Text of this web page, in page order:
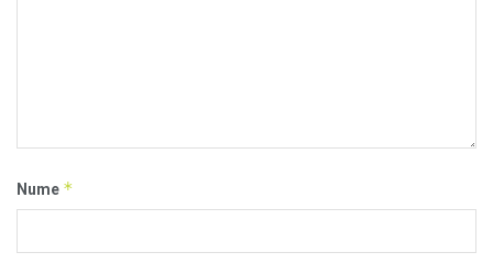
Nume *